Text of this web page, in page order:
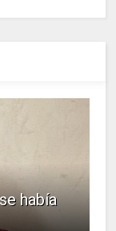
había